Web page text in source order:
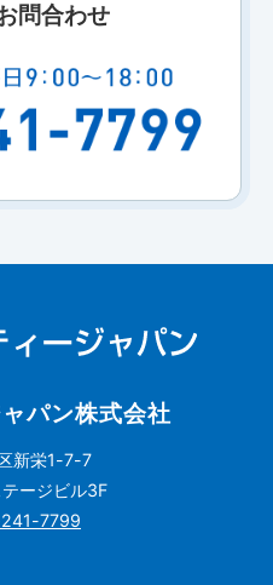
問合わせ
パン株式会社
新栄1-7-7
ージビル3F
7799